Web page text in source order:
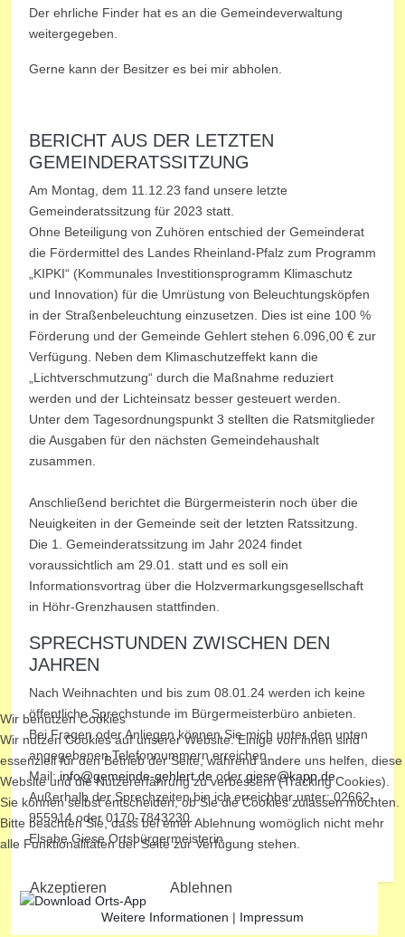
Der ehrliche Finder hat es an die Gemeindeverwaltung
weitergegeben.
Gerne kann der Besitzer es bei mir abholen.
BERICHT AUS DER LETZTEN
GEMEINDERATSSITZUNG
Am Montag, dem 11.12.23 fand unsere letzte
Gemeinderatssitzung für 2023 statt.
Ohne Beteiligung von Zuhören entschied der Gemeinderat
die Fördermittel des Landes Rheinland-Pfalz zum Programm
„KIPKI“ (Kommunales Investitionsprogramm Klimaschutz
und Innovation) für die Umrüstung von Beleuchtungsköpfen
in der Straßenbeleuchtung einzusetzen. Dies ist eine 100 %
Förderung und der Gemeinde Gehlert stehen 6.096,00 € zur
Verfügung. Neben dem Klimaschutzeffekt kann die
„Lichtverschmutzung“ durch die Maßnahme reduziert
werden und der Lichteinsatz besser gesteuert werden.
Unter dem Tagesordnungspunkt 3 stellten die Ratsmitglieder
die Ausgaben für den nächsten Gemeindehaushalt
zusammen.
Anschließend berichtet die Bürgermeisterin noch über die
Neuigkeiten in der Gemeinde seit der letzten Ratssitzung.
Die 1. Gemeinderatssitzung im Jahr 2024 findet
voraussichtlich am 29.01. statt und es soll ein
Informationsvortrag über die Holzvermarkungsgesellschaft
in Höhr-Grenzhausen stattfinden.
SPRECHSTUNDEN ZWISCHEN DEN
JAHREN
Nach Weihnachten und bis zum 08.01.24 werden ich keine
öffentliche Sprechstunde im Bürgermeisterbüro anbieten.
Bei Fragen oder Anliegen können Sie mich unter den unten
angegebenen Telefonnummern erreichen.
Mail: info@gemeinde-gehlert.de oder giese@kapp.de
Außerhalb der Sprechzeiten bin ich erreichbar unter: 02662-
955914 oder 0170-7843230.
Elsabe Giese Ortsbürgermeisterin
Wir benutzen Cookies
Wir nutzen Cookies auf unserer Website. Einige von ihnen sind
essenziell für den Betrieb der Seite, während andere uns helfen, diese
Website und die Nutzererfahrung zu verbessern (Tracking Cookies).
Sie können selbst entscheiden, ob Sie die Cookies zulassen möchten.
Bitte beachten Sie, dass bei einer Ablehnung womöglich nicht mehr
alle Funktionalitäten der Seite zur Verfügung stehen.
Akzeptieren Ablehnen
Weitere Informationen | Impressum